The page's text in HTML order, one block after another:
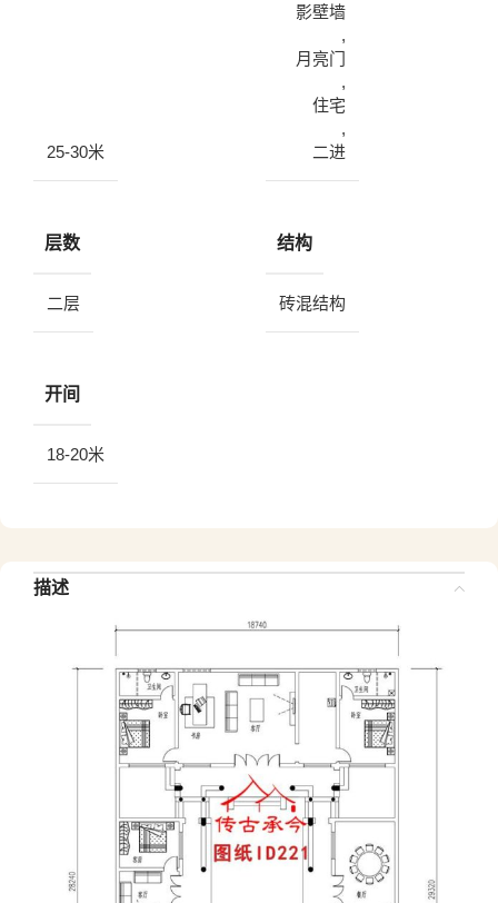
25-30米
影壁墙
,
月亮门
,
住宅
,
二进
层数
二层
结构
砖混结构
开间
18-20米
描述